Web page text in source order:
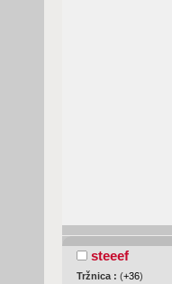
steeef
Tržnica : (+36)